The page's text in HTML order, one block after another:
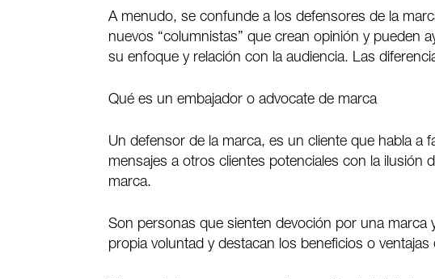
A menudo, se confunde a los defensores de la
nuevos “columnistas” que crean opinión y pueden
su enfoque y relación con la audiencia. Las
Qué es un embajador o advocate de marca
Un defensor de la marca, es un cliente que habla a
mensajes a otros clientes potenciales con la ilusión
marca.
Son personas que sienten devoción por una
propia voluntad y destacan los beneficios o